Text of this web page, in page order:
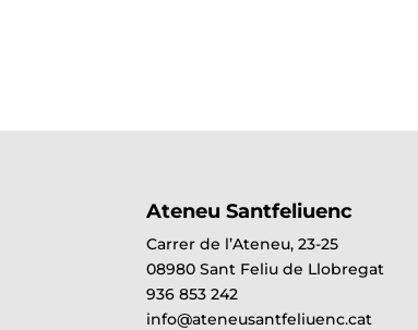
Ateneu Santfeliuenc
Carrer de l’Ateneu, 23-25
08980 Sant Feliu de Llobregat
936 853 242
info@ateneusantfeliuenc.cat